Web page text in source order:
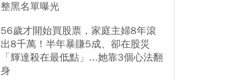
整黑名單曝光
56歲才開始買股票，家庭主婦8年滾
出8千萬！半年暴賺5成、卻在股災
「輝達殺在最低點」...她靠3個心法翻
身